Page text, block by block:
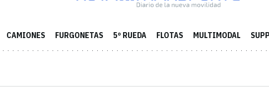
CAMIONES FURGONETAS 5º RUEDA FLOTAS MULTIMODAL